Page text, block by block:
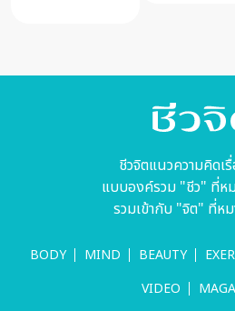
ชีวจิตแนวความคิดเ
แบบองค์รวม "ชีว" ที่ห
รวมเข้ากับ "จิต" ที่ห
BODY MIND BEAUTY
VIDEO